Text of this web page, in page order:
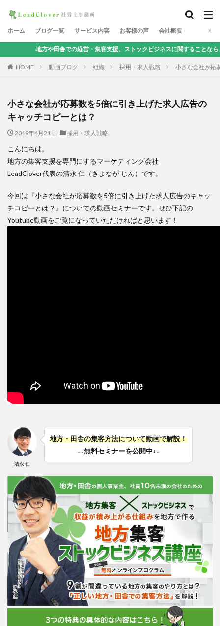
ホーム ブログ一覧 サービス内容 お客様の声 会社概要
田舎での経営・集客支援、ストックビジネスに関することなら、地方集客コン
HOME 動画ブログ 組織 採用・求人戦略 小さな会社が応
小さな会社が応募数を5倍に引き上げた求人広告の
キャッチコピーとは？
2019年4月21日 採用・求人戦略
こんにちは。
地方の集客支援を専門にするマーケティング会社
LeadClover代表の清永 仁（きよなが じん）です。
今回は『小さな会社が応募数を5倍に引き上げた求人広告のキャッ
チコピーとは？』についての動画セミナーです。ぜひ下記の
Youtube動画をご覧になっていただければと思います！
清永 仁
地方・田舎の集客方法について動画で解説！
↓↓無料セミナーを公開中↓↓